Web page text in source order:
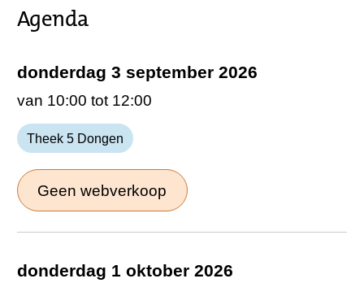
Agenda
donderdag 3 september 2026
van 10:00 tot 12:00
Theek 5 Dongen
Geen webverkoop
donderdag 1 oktober 2026